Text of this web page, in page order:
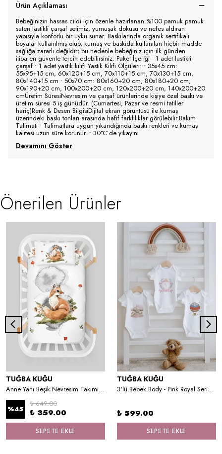
Ürün Açıklaması
Bebeğinizin hassas cildi için özenle hazırlanan %100 pamuk pamuk
saten lastikli çarşaf setimiz, yumuşak dokusu ve nefes aldıran
yapısıyla konforlu bir uyku sunar. Baskılarında organik sertifikalı
boyalar kullanılmış olup, kumaş ve baskıda kullanılan hiçbir madde
sağlığa zararlı değildir; bu nedenle bebeğiniz için ilk günden
itibaren güvenle tercih edebilirsiniz. Paket İçeriği • 1 adet lastikli
çarşaf • 1 adet yastık kılıfı Yastık Kılıfı Ölçüleri: • 35x45 cm:
55x95+15 cm, 60x120+15 cm, 70x110+15 cm, 70x130+15 cm,
80x140+15 cm • 50x70 cm: 80x160+20 cm, 80x180+20 cm,
90x190+20 cm, 100x200+20 cm, 120x200+20 cm, 140x200+20
cmÜretim SüresiNevresim ve çarşaf ürünlerinde kişiye özel baskı ve
üretim süresi 5 iş günüdür. (Cumartesi, Pazar ve resmi tatiller
hariç)Renk & Desen BilgisiDijital ekran görüntüsü ile kumaş
üzerindeki baskı tonları arasında hafif farklılıklar görülebilir.Bakım
Talimatı • Talimatlara uygun yıkandığında baskı renkleri ve kumaş
kalitesi uzun süre korunur. • 30°C’de yıkayını
Devamını Göster
Önerilen Ürünler
TUĞBA KUĞU
Anne Yanı Beşik Nevresim Takımı (60x100) 016
%45
₺ 649.00
₺ 359.00
SEPETE EKLE
TUĞBA KUĞU
3'lü Bebek Body - Pink Royal Series - V Harfi
₺ 599.00
SEPETE EKLE